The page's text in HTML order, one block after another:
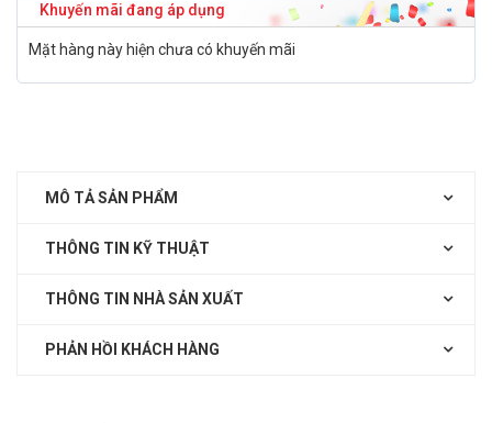
Khuyến mãi đang áp dụng
Mặt hàng này hiện chưa có khuyến mãi
MÔ TẢ SẢN PHẨM
THÔNG TIN KỸ THUẬT
THÔNG TIN NHÀ SẢN XUẤT
PHẢN HỒI KHÁCH HÀNG